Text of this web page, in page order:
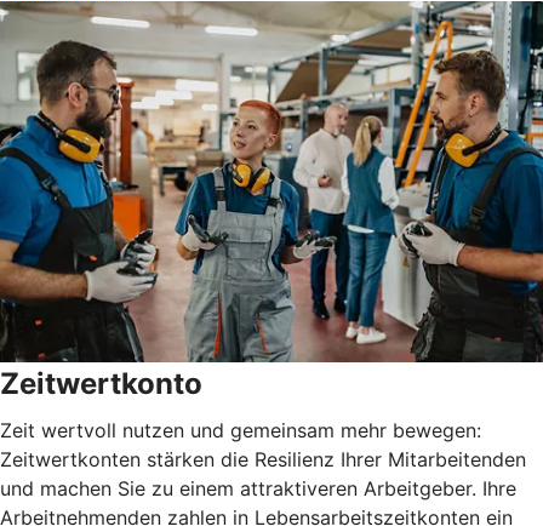
Zeitwertkonto
Zeit wertvoll nutzen und gemeinsam mehr bewegen:
Zeitwertkonten stärken die Resilienz Ihrer Mitarbeitenden
und machen Sie zu einem attraktiveren Arbeitgeber. Ihre
Arbeitnehmenden zahlen in Lebensarbeitszeitkonten ein